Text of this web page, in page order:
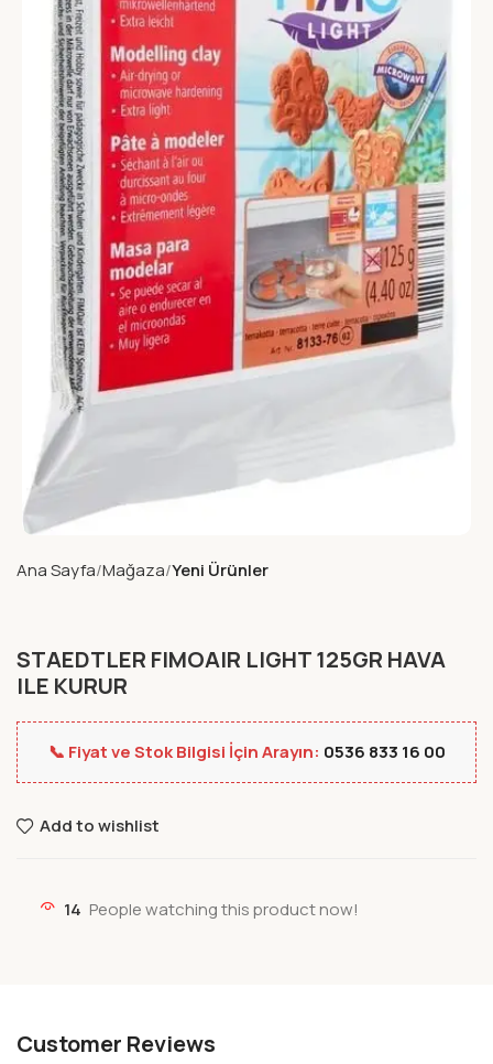
Ana Sayfa Mağaza Yeni Ürünler
STAEDTLER FIMOAIR LIGHT 125GR HAVA
ILE KURUR
📞 Fiyat ve Stok Bilgisi İçin Arayın: 0536 833 16 00
Add to wishlist
14 People watching this product now!
Customer Reviews